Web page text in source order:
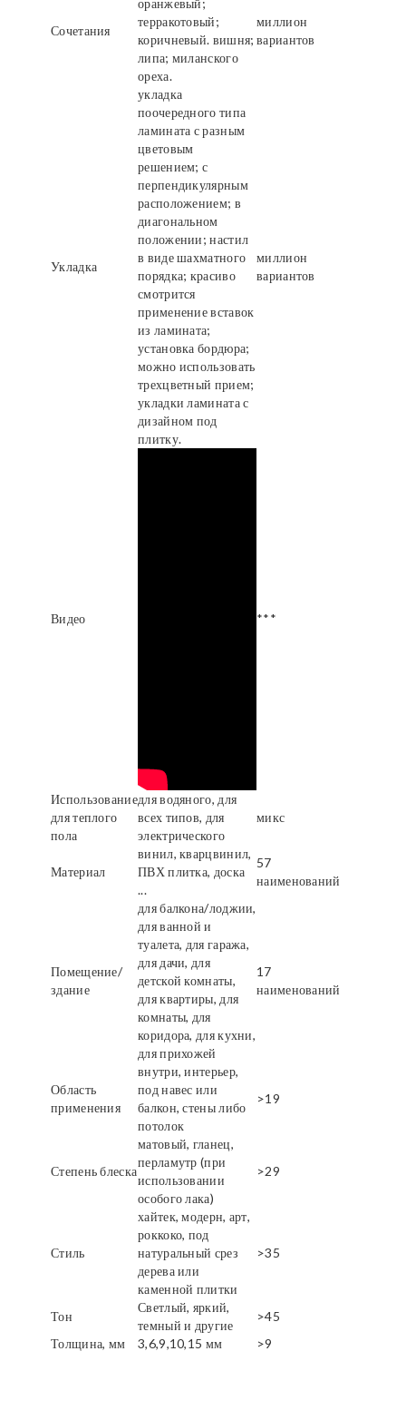
Сочетания
оранжевый;
терракотовый;
коричневый. вишня;
липа; миланского
ореха.
миллион
вариантов
Укладка
укладка
поочередного типа
ламината с разным
цветовым
решением; с
перпендикулярным
расположением; в
диагональном
положении; настил
в виде шахматного
порядка; красиво
смотрится
применение вставок
из ламината;
установка бордюра;
можно использовать
трехцветный прием;
укладки ламината с
дизайном под
плитку.
миллион
вариантов
Видео ***
Использование
для теплого
пола
для водяного, для
всех типов, для
электрического
микс
Материал
винил, кварцвинил,
ПВХ плитка, доска
...
57
наименований
Помещение/
здание
для балкона/лоджии,
для ванной и
туалета, для гаража,
для дачи, для
детской комнаты,
для квартиры, для
комнаты, для
коридора, для кухни,
для прихожей
17
наименований
Область
применения
внутри, интерьер,
под навес или
балкон, стены либо
потолок
>19
Степень блеска
матовый, гланец,
перламутр (при
использовании
особого лака)
>29
Стиль
хайтек, модерн, арт,
роккоко, под
натуральный срез
дерева или
каменной плитки
>35
Тон
Светлый, яркий,
темный и другие
>45
Толщина, мм
3,6,9,10,15 мм >9